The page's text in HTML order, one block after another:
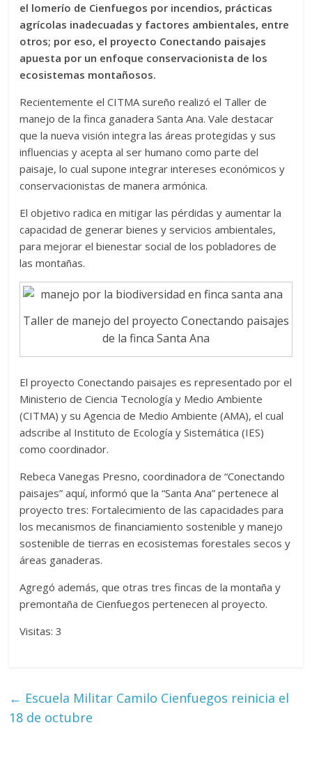
el lomerío de Cienfuegos por incendios, prácticas
agrícolas inadecuadas y factores ambientales, entre
otros; por eso, el proyecto Conectando paisajes
apuesta por un enfoque conservacionista de los
ecosistemas montañosos.
Recientemente el CITMA sureño realizó el Taller de
manejo de la finca ganadera Santa Ana. Vale destacar
que la nueva visión integra las áreas protegidas y sus
influencias y acepta al ser humano como parte del
paisaje, lo cual supone integrar intereses económicos y
conservacionistas de manera armónica.
El objetivo radica en mitigar las pérdidas y aumentar la
capacidad de generar bienes y servicios ambientales,
para mejorar el bienestar social de los pobladores de
las montañas.
Taller de manejo del proyecto Conectando paisajes
de la finca Santa Ana
El proyecto Conectando paisajes es representado por el
Ministerio de Ciencia Tecnología y Medio Ambiente
(CITMA) y su Agencia de Medio Ambiente (AMA), el cual
adscribe al Instituto de Ecología y Sistemática (IES)
como coordinador.
Rebeca Vanegas Presno, coordinadora de “Conectando
paisajes” aquí, informó que la “Santa Ana” pertenece al
proyecto tres: Fortalecimiento de las capacidades para
los mecanismos de financiamiento sostenible y manejo
sostenible de tierras en ecosistemas forestales secos y
áreas ganaderas.
Agregó además, que otras tres fincas de la montaña y
premontaña de Cienfuegos pertenecen al proyecto.
Visitas: 3
← Escuela Militar Camilo Cienfuegos reinicia el
18 de octubre